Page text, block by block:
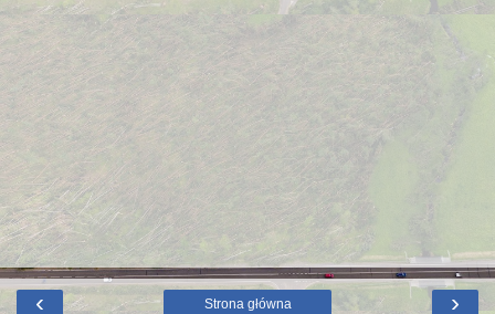
‹ ›
Strona główna